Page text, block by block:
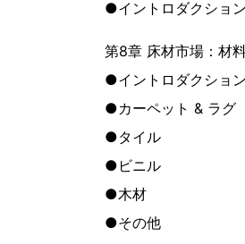
●イントロダクション
第8章 床材市場：材
●イントロダクション
●カーペット & ラグ
●タイル
●ビニル
●木材
●その他